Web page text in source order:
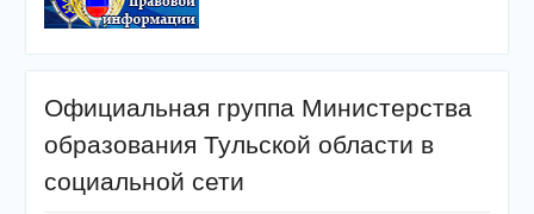
Официальная группа Министерства
образования Тульской области в
социальной сети